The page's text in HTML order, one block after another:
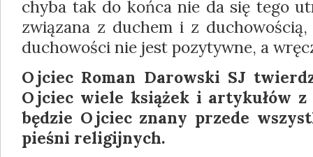
chyba tak do końca nie da się tego
związana z duchem i z
du­chowości nie jest pozytywne, a
Ojciec Roman Darowski SJ
Ojciec wiele książek i artykułów
będzie Ojciec znany przede
pieśni religijnych.